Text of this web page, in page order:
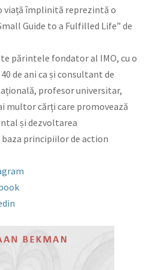
viață împlinită reprezintă o
Guide to a Fulfilled Life” de
părintele fondator al IMO, cu o
de ani ca ṣi consultant de
profesor universitar,
multor cărți care promovează
ṣi dezvoltarea
principiilor de action